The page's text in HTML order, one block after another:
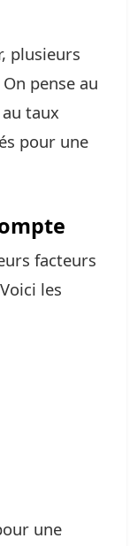
plusieurs
pense au
taux
pour une
facteurs
les
une